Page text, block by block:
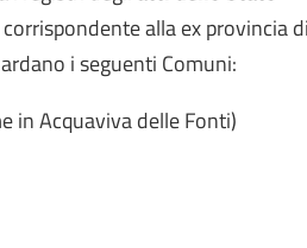
alla ex provincia di
i seguenti Comuni:
in Acquaviva delle Fonti)